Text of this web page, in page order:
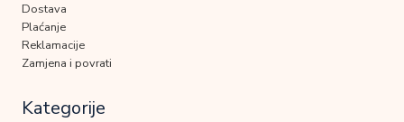
Dostava
Plaćanje
Reklamacije
Zamjena i povrati
Kategorije